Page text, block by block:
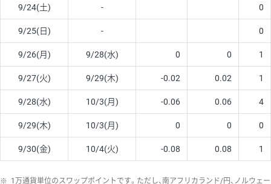
9/24(土) - 0
9/25(日) - 0
9/26(月) 9/28(水) 0 0 1
9/27(火) 9/29(木) -0.02 0.02 1
9/28(水) 10/3(月) -0.06 0.06 4
9/29(木) 10/3(月) 0 0 0
9/30(金) 10/4(火) -0.08 0.08 1
※ 1万通貨単位のスワップポイントです。ただし、南アフリカランド/円、ノルウェー